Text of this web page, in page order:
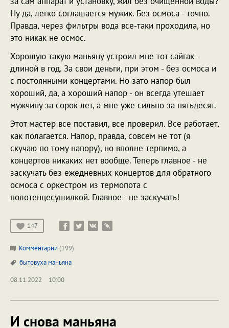
Ну да, легко соглашается мужик. Без осмоса - точно.
Правда, через фильтры вода все-таки проходила, но
это никак не осмос.
Хорошую такую маньяну устроил мне тот сайгак -
длиной в год. За свои деньги, при этом - без осмоса и
с постоянными концертами. Но зато напор был
хороший, да, а хороший напор - он всегда утешает
мужчину за сорок лет, а мне уже сильно за пятьдесят.
Этот мастер все поставил, все проверил. Все работает,
как полагается. Напор, правда, совсем не тот (я
скучаю по тому напору), но вполне терпимо, а
концертов никаких нет вообще. Теперь главное - не
заскучать без ежедневных концертов для обратного
осмоса с оркестром из термопота с
полотенцесушилкой. Главное - не заскучать!
147
Комментарии (199)
бытовуха маньяна
08.11.2022
10:00
И снова маньяна